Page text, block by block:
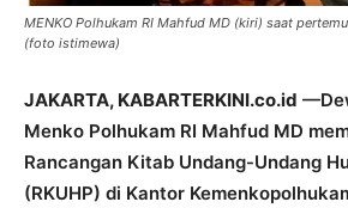
MENKO Polhukam RI Mahfud MD (kiri) saat
(foto istimewa)
JAKARTA, KABARTERKINI.co.id
Menko Polhukam RI Mahfud MD
Rancangan Kitab Undang-Undang
(RKUHP) di Kantor